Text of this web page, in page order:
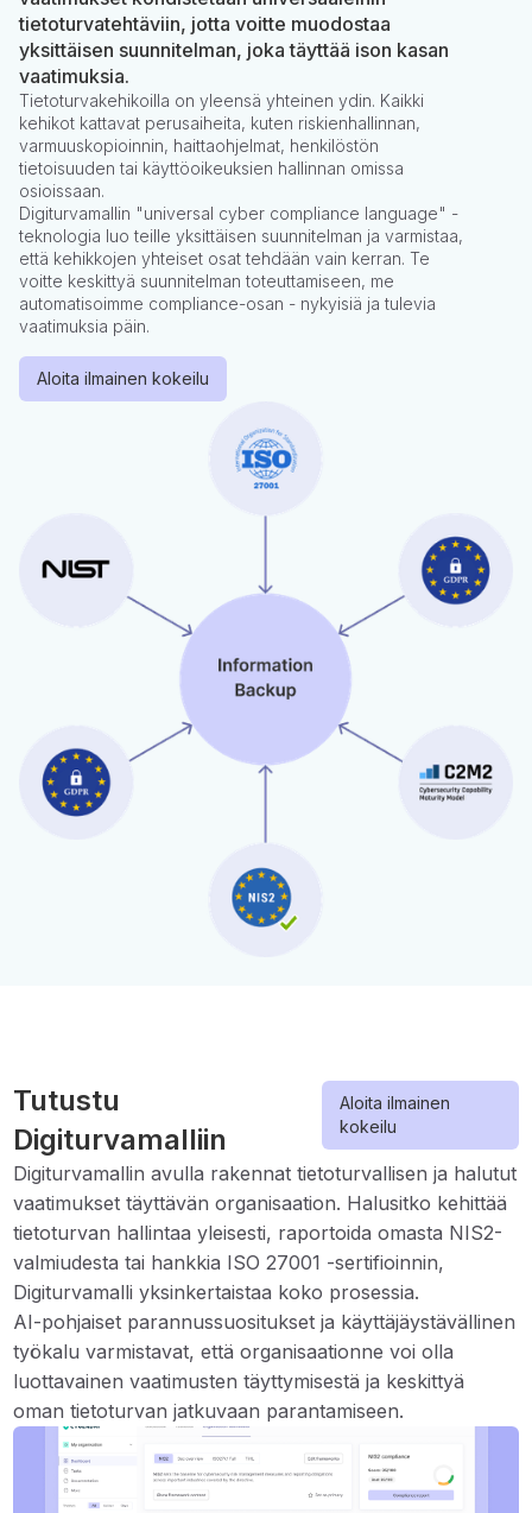
tietoturvatehtäviin, jotta voitte muodostaa
yksittäisen suunnitelman, joka täyttää ison kasan
vaatimuksia.
Tietoturvakehikoilla on yleensä yhteinen ydin. Kaikki
kehikot kattavat perusaiheita, kuten riskienhallinnan,
varmuuskopioinnin, haittaohjelmat, henkilöstön
tietoisuuden tai käyttöoikeuksien hallinnan omissa
osioissaan.
Digiturvamallin "universal cyber compliance language" -
teknologia luo teille yksittäisen suunnitelman ja varmistaa,
että kehikkojen yhteiset osat tehdään vain kerran. Te
voitte keskittyä suunnitelman toteuttamiseen, me
automatisoimme compliance-osan - nykyisiä ja tulevia
vaatimuksia päin.
Aloita ilmainen kokeilu
Tutustu
Digiturvamalliin
Aloita ilmainen
kokeilu
Digiturvamallin avulla rakennat tietoturvallisen ja halutut
vaatimukset täyttävän organisaation. Halusitko kehittää
tietoturvan hallintaa yleisesti, raportoida omasta NIS2-
valmiudesta tai hankkia ISO 27001 -sertifioinnin,
Digiturvamalli yksinkertaistaa koko prosessia.
AI-pohjaiset parannussuositukset ja käyttäjäystävällinen
työkalu varmistavat, että organisaationne voi olla
luottavainen vaatimusten täyttymisestä ja keskittyä
oman tietoturvan jatkuvaan parantamiseen.